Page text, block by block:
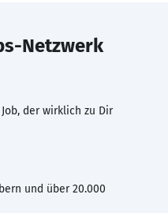
Netzwerk
der wirklich zu Dir
und über 20.000